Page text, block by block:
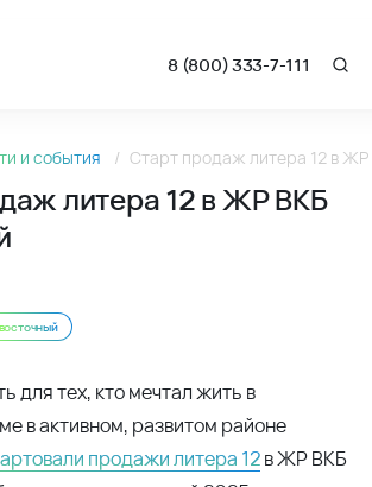
8 (800) 333-7-111
и события Старт продаж литера 12 в ЖР
литера 12 в ЖР ВКБ
восточный
для тех, кто мечтал жить в
в активном, развитом районе
продажи литера 12в ЖР ВКБ